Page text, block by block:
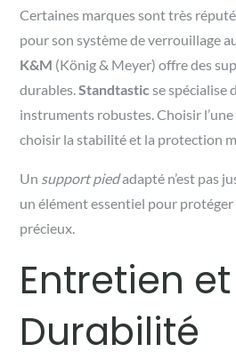
Certaines marques sont très
pour son système de verrouillage
K&M (König & Meyer) offre des
durables.Standtastic se spécialise
instruments robustes. Choisir l’une
choisir la stabilité et la protection
Un support piedadapté n’est pas
un élément essentiel pour
précieux.
Entretien et
Durabilité